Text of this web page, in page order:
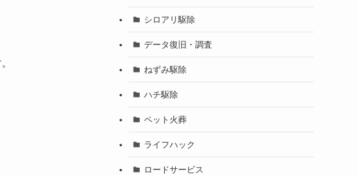
シロアリ駆除
データ復旧・調査
ねずみ駆除
ハチ駆除
ペット火葬
ライフハック
ロードサービス